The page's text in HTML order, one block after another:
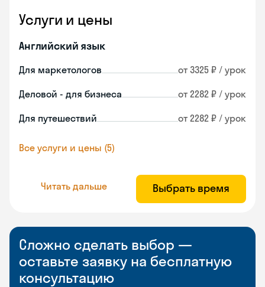
Услуги и цены
Английский язык
Для маркетологов от 3325 ₽ / урок
Деловой - для бизнеса от 2282 ₽ / урок
Для путешествий от 2282 ₽ / урок
Все услуги и цены (5)
Читать дальше Выбрать время
Сложно сделать выбор —
оставьте заявку на бесплатную
консультацию